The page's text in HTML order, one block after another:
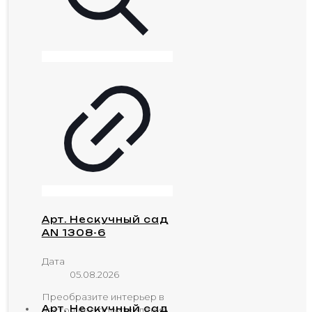
Арт. Нескучный сад
AN 1308-6
Дата
05.08.2026
Преобразите интерьер в
настоящее произведение
Арт. Нескучный сад